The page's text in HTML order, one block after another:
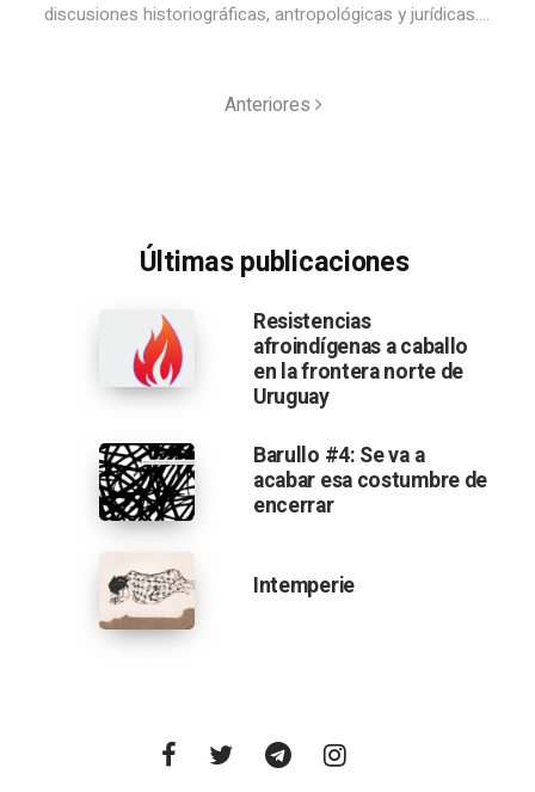
discusiones historiográficas, antropológicas y jurídicas....
Anteriores
Últimas publicaciones
Resistencias
afroindígenas a caballo
en la frontera norte de
Uruguay
Barullo #4: Se va a
acabar esa costumbre de
encerrar
Intemperie